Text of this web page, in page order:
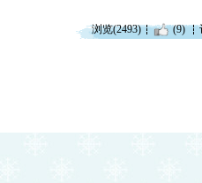
浏览(2493) (9)